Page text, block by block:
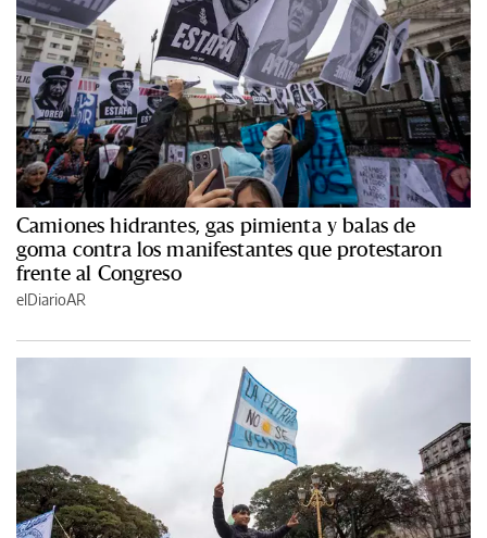
Camiones hidrantes, gas pimienta y balas de
goma contra los manifestantes que protestaron
frente al Congreso
elDiarioAR